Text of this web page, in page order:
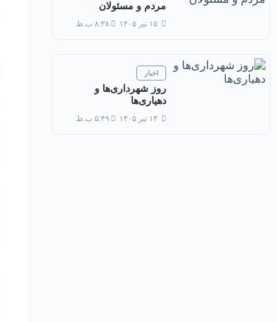
مردم و مسئولان
۱۵ تیر ۱۴۰۵ ۸:۳۸ ب.ظ
اخبار
روز شهرداری‌ها و
دهیاری‌ها
۱۴ تیر ۱۴۰۵ ۵:۴۹ ب.ظ